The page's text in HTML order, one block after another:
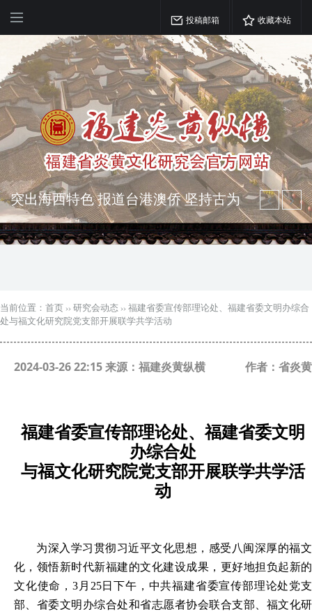
投稿邮箱 收藏本站
突出海西特色 报道台港澳侨 坚持古为
今用 力求雅俗共赏
弘扬优秀文化 振奋民族精神 介绍民族
瑰宝 宣传中华精英
当前位置： 首页 ›› 研究会动态 ›› 福建省委宣传部理论处、福建省委文明办综合
处与福文化研究院党支部开展联学共学活动
2024-03-26 22:15 来源：福建炎黄纵横 作者：省炎黄
福建省委宣传部理论处、福建省委文明
办综合处
与福文化研究院党支部开展联学共学活
动
为深入学习贯彻习近平文化思想，感受八闽深厚的福文
化，领悟新时代新福建的文化建设成果，更好地担负起新的
文化使命，3月25日下午， 中共福建省委宣传部理论处党支
部、省委文明办综合处和省志愿者协会联合支部、福文化研